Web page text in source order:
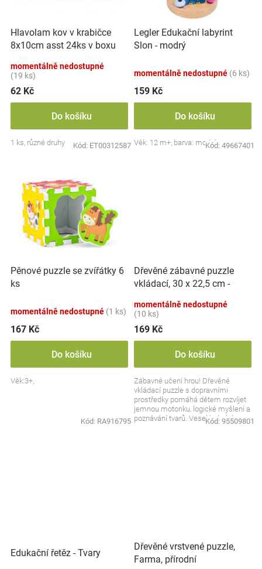
Blog
Hračkářství
Přihlášení
ůo
d
u
k
ů
Hlavolam kov v krabičce
8x10cm asst 24ks v boxu
momentálně nedostupné
(19 ks)
62 Kč
Do košíku
1 ks, různé druhy Kód: ET00312587
Legler Edukační labyrint
Slon - modrý
momentálně nedostupné (6 ks)
159 Kč
Do košíku
Věk: 12 m+, barva: modrá
Kód: 49667401
Pěnové puzzle se zvířátky 6
ks
momentálně nedostupné (1 ks)
167 Kč
Do košíku
Věk:3+,
Kód: RA916795
Dřevěné zábavné puzzle
vkládací, 30 x 22,5 cm -
momentálně nedostupné
(10 ks)
169 Kč
Do košíku
Zábavné učení hrou! Dřevěné
vkládací puzzle s dopravními
prostředky pomáhá dětem rozvíjet
jemnou motoriku, logické myšlení a
poznávání tvarů. Veselé obrázky
Kód: 95509801
Edukační řetěz - Tvary
Dřevěné vrstvené puzzle,
Farma, přírodní